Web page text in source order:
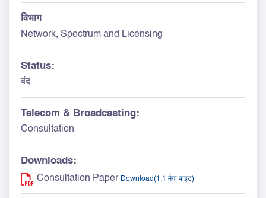
विभाग
Network, Spectrum and Licensing
Status:
बंद
Telecom & Broadcasting:
Consultation
Downloads:
Consultation Paper Download(1.1 मेगा बाइट)